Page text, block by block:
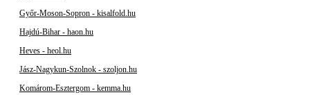
Győr-Moson-Sopron - kisalfold.hu
Hajdú-Bihar - haon.hu
Heves - heol.hu
Jász-Nagykun-Szolnok - szoljon.hu
Komárom-Esztergom - kemma.hu